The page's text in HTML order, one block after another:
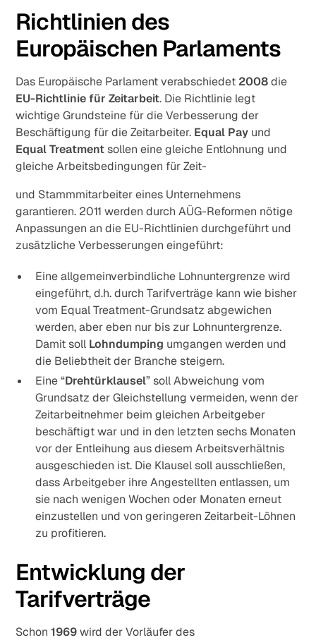
Richtlinien des
Europäischen Parlaments
Das Europäische Parlament verabschiedet 2008die
EU-Richtlinie für Zeitarbeit. Die Richtlinie legt
wichtige Grundsteine für die Verbesserung der
Beschäftigung für die Zeitarbeiter. Equal Pay und
Equal Treatmentsollen eine gleiche Entlohnung und
gleiche Arbeitsbedingungen für Zeit-
und Stammmitarbeiter eines Unternehmens
garantieren. 2011 werden durch AÜG-Reformen nötige
Anpassungen an die EU-Richtlinien durchgeführt und
zusätzliche Verbesserungen eingeführt:
Eine allgemeinverbindliche Lohnuntergrenze wird
eingeführt, d.h. durch Tarifverträge kann wie bisher
vom Equal Treatment-Grundsatz abgewichen
werden, aber eben nur bis zur Lohnuntergrenze.
Damit soll Lohndumping umgangen werden und
die Beliebtheit der Branche steigern.
Eine “Drehtürklausel” soll Abweichung vom
Grundsatz der Gleichstellung vermeiden, wenn der
Zeitarbeitnehmer beim gleichen Arbeitgeber
beschäftigt war und in den letzten sechs Monaten
vor der Entleihung aus diesem Arbeitsverhältnis
ausgeschieden ist. Die Klausel soll ausschließen,
dass Arbeitgeber ihre Angestellten entlassen, um
sie nach wenigen Wochen oder Monaten erneut
einzustellen und von geringeren Zeitarbeit-Löhnen
zu profitieren.
Entwicklung der
Tarifverträge
Schon1969wird der Vorläufer des